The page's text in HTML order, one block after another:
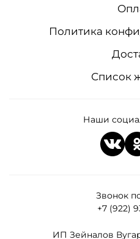
Звонок
+7 (922)
ИП Зейналов
Политика
Список
Наши